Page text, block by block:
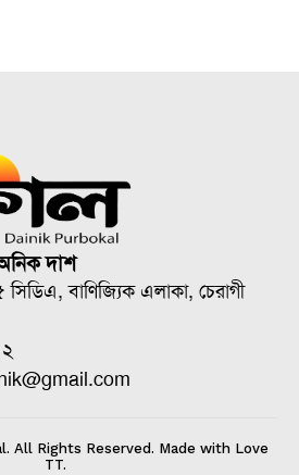
দাশ
বাণিজ্যিক এলাকা, চেরাগী
All Rights Reserved. Made with Love
TT.